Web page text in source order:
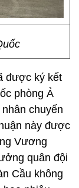
được ký kết
phòng Ả
chuyến
này được
Vương
quân đội
Cầu không